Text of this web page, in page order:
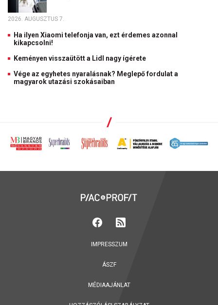
2026. AUGUSZTUS 7.
Ha ilyen Xiaomi telefonja van, ezt érdemes azonnal
kikapcsolni!
Keményen visszaütött a Lidl nagy ígérete
Vége az egyhetes nyaralásnak? Meglepő fordulat a
magyarok utazási szokásaiban
IMPRESSZUM
ÁSZF
MÉDIAAJÁNLAT